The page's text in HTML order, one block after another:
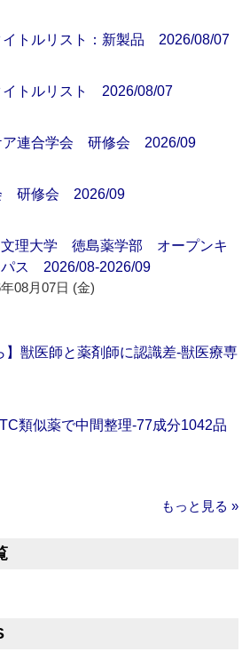
イトルリスト：新製品 2026/08/07
イトルリスト 2026/08/07
ア連合学会 研修会 2026/09
研修会 2026/09
文理大学 徳島薬学部 オープンキ
パス 2026/08-2026/09
08月07日 (金)
】獣医師と薬剤師に認識差‐獣医療専
類似薬で中間整理‐77成分1042品
もっと見る »